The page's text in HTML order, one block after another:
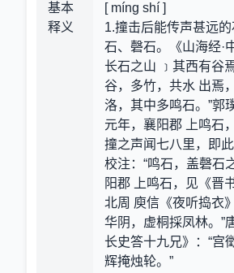
基本
释义
[ míng shí ]
1.撞击后能传声甚远
石、磬石。《山海经·
长石之山 ﹞其西有谷
谷，多竹，共水 出焉
洛，其中多鸣石。”郭
元年，襄阳郡 上鸣石
撞之声闻七八里，即
校注：“鸣石，盖磬石
阳郡 上鸣石，见《晋
北周 庾信《夜听捣衣
华阴，虚桐採凤林。”
长史答十九兄》：“宫
辉掩烛轮。”